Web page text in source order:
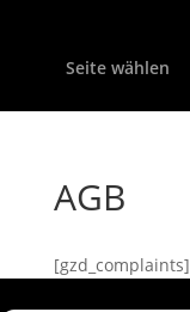
Seite wählen
AGB
[gzd_complaints]